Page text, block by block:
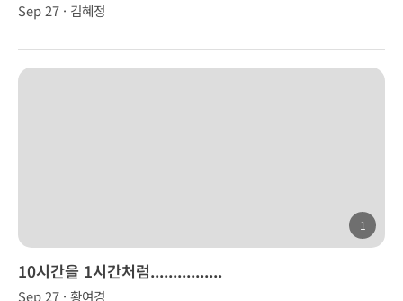
Sep 27 · 김혜정
1
10시간을 1시간처럼................
Sep 27 · 황여경